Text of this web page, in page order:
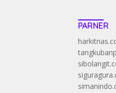
PARNER